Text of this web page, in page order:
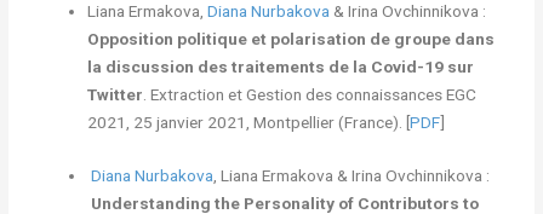
Liana Ermakova,Diana Nurbakova & Irina Ovchinnikova :
Opposition politique et polarisation de groupe dans
la discussion des traitements de la Covid-19 sur
Twitter. Extraction et Gestion des connaissances EGC
2021, 25 janvier 2021, Montpellier (France). [PDF]
Diana Nurbakova , Liana Ermakova & Irina Ovchinnikova :
Understanding the Personality of Contributors to